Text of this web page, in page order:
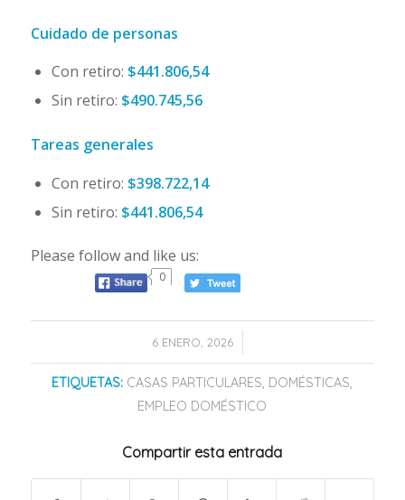
Cuidado de personas
Con retiro: $441.806,54
Sin retiro: $490.745,56
Tareas generales
Con retiro: $398.722,14
Sin retiro: $441.806,54
Please follow and like us:
0
6 ENERO, 2026
/
ETIQUETAS: CASAS PARTICULARES, DOMÉSTICAS,
EMPLEO DOMÉSTICO
Compartir esta entrada